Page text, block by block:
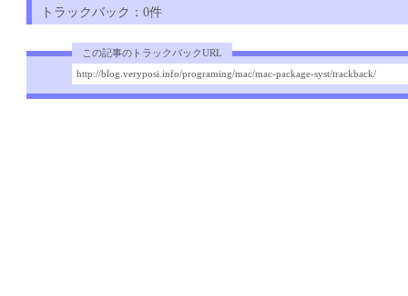
トラックバック：0件
この記事のトラックバックURL
http://blog.veryposi.info/programing/mac/mac-package-syst/trackback/